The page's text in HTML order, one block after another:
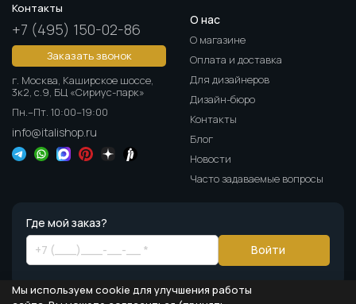
О нас
О магазине
Оплата и доставка
Для дизайнеров
Дизайн-бюро
Контакты
Блог
Новости
Часто задаваемые вопросы
Контакты
+7 (495) 150-02-86
Заказать звонок
г. Москва, Каширское шоссе,
3к2, с.9, БЦ «Сириус-парк»
Пн.–Пт. 10:00–19:00
info@italishop.ru
Где мой заказ?
Войти
Мы используем cookie для улучшения работы